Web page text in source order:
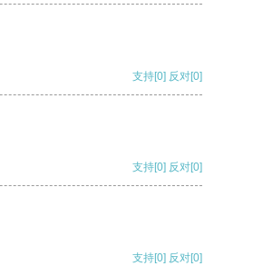
支持[0] 反对[0]
支持[0] 反对[0]
支持[0] 反对[0]